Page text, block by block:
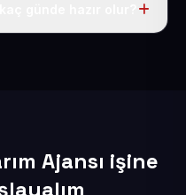
Ajansı işine